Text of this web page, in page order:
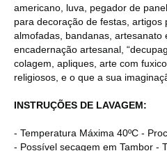
americano, luva, pegador de
para decoração de festas, artigos
almofadas, bandanas, artesanato
encadernação artesanal,
colagem, apliques, arte com
religiosos, e o que a sua
INSTRUÇÕES DE LAVAGEM:
- Temperatura Máxima 40ºC -
- Possível secagem em Tambor -